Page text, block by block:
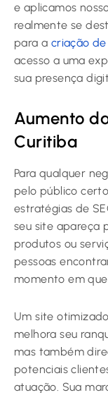
e aplicamos
realmente se
para a criação
acesso a uma
sua presença
Aumento
Curitiba
Para qualquer
pelo público
estratégias de
seu site apareça
produtos ou
pessoas
momento em
Um site
melhora seu
mas também
potenciais
atuação. Sua